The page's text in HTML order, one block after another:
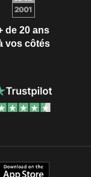
de 20 ans
vos côtés